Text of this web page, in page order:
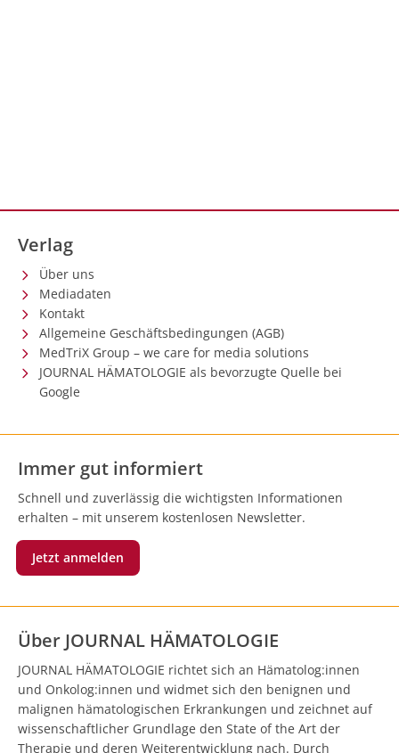
Verlag
Über uns
Mediadaten
Kontakt
Allgemeine Geschäftsbedingungen (AGB)
MedTriX Group – we care for media solutions
JOURNAL HÄMATOLOGIE als bevorzugte Quelle bei
Google
Immer gut informiert
Schnell und zuverlässig die wichtigsten Informationen
erhalten – mit unserem kostenlosen Newsletter.
Jetzt anmelden
Über JOURNAL HÄMATOLOGIE
JOURNAL HÄMATOLOGIE richtet sich an Hämatolog:innen
und Onkolog:innen und widmet sich den benignen und
malignen hämatologischen Erkrankungen und zeichnet auf
wissenschaftlicher Grundlage den State of the Art der
Therapie und deren Weiterentwicklung nach. Durch